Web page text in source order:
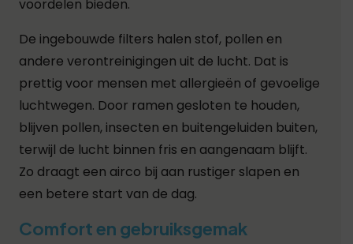
voordelen bieden.
De ingebouwde filters halen stof, pollen en
andere verontreinigingen uit de lucht. Dat is
prettig voor mensen met allergieën of gevoelige
luchtwegen. Door ramen gesloten te houden,
blijven pollen, insecten en buitengeluiden buiten,
terwijl de lucht binnen fris en aangenaam blijft.
Zo draagt een airco bij aan rustiger slapen en
een betere start van de dag.
Comfort en gebruiksgemak